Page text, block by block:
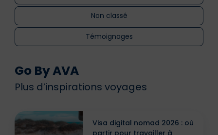
Non classé
Témoignages
Go By AVA
Plus d’inspirations voyages
Visa digital nomad 2026 : où